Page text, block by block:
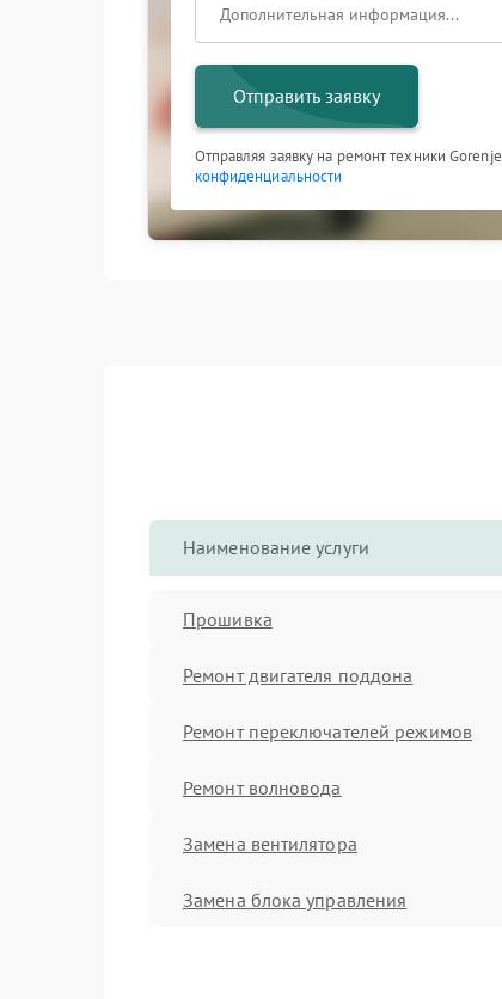
Отправить заявку
Отправляя заявку на ремонт техники
конфиденциальности
Наименование услуги
Прошивка
Ремонт двигателя поддона
Ремонт переключателей режимов
Ремонт волновода
Замена вентилятора
Замена блока управления